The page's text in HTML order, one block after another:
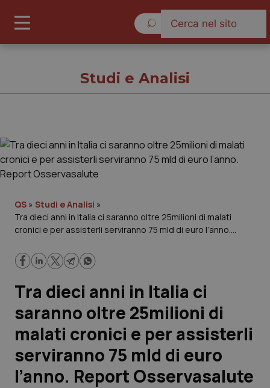
Cronache
Governo e Parlamento
Regioni e Asl
Lavoro e Professioni
Scienza e Farmaci
Studi e Analisi
Lettere al direttore
Studi e Analisi
QS » Studi e Analisi »
Tra dieci anni in Italia ci saranno oltre 25milioni di malati
cronici e per assisterli serviranno 75 mld di euro l’anno.
Tra dieci anni in Italia ci
saranno oltre 25milioni di
malati cronici e per assisterli
serviranno 75 mld di euro
l’anno. Report Osservasalute